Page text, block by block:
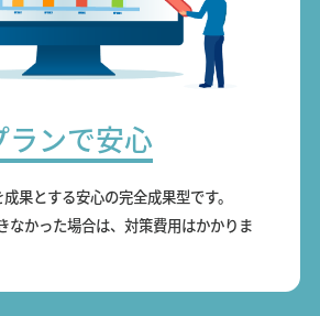
ンで安心
果とする安心の完全成果型です。
なかった場合は、対策費用はかかりま